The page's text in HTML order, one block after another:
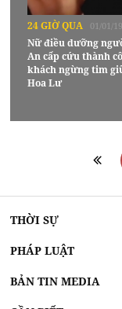
24 GIỜ QUA 01/01/
Nữ điều dưỡng
An cấp cứu thành
khách ngừng tim
Hoa Lư
THỜI SỰ
PHÁP LUẬT
BẢN TIN MEDIA